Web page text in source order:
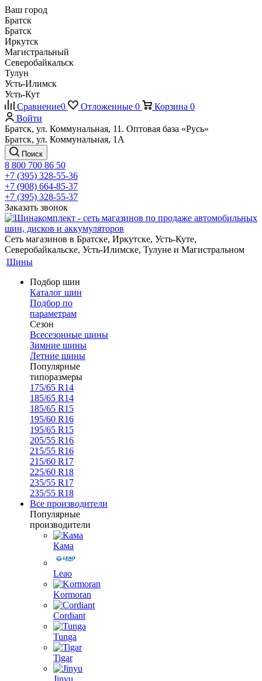
Ваш город
Братск
Братск
Иркутск
Магистральный
Северобайкальск
Тулун
Усть-Илимск
Усть-Кут
Сравнение0 Отложенные 0 Корзина 0
Войти
Братск, ул. Коммунальная, 11. Оптовая база «Русь»
Братск, ул. Коммунальная, 1А
Поиск
8 800 700 86 50
+7 (395) 328-55-36
+7 (908) 664-85-37
+7 (395) 328-55-37
Заказать звонок
Сеть магазинов в Братске, Иркутске, Усть-Куте,
Северобайкальске, Усть-Илимске, Тулуне и Магистральном
Шины
Подбор шин
Каталог шин
Подбор по
параметрам
Сезон
Всесезонные шины
Зимние шины
Летние шины
Популярные
типоразмеры
175/65 R14
185/65 R14
185/65 R15
195/60 R16
195/65 R15
205/55 R16
215/55 R16
215/60 R17
225/60 R18
235/55 R17
235/55 R18
Все производители
Популярные
производители
Кама
Leao
Kormoran
Cordiant
Tunga
Tigar
Jinyu